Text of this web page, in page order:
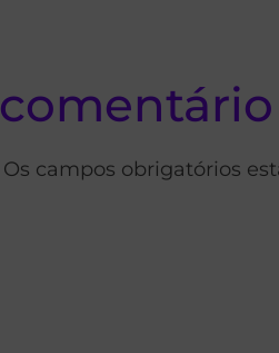
campos obrigatórios